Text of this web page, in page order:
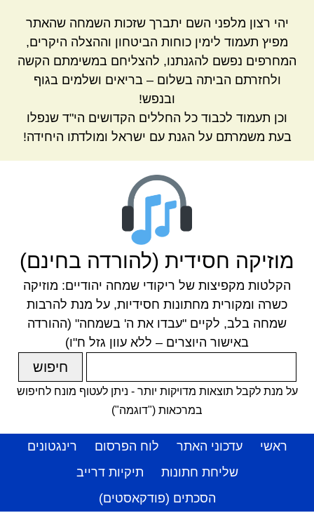
יהי רצון מלפני השם יתברך שזכות השמחה שהאתר
מפיץ תעמוד לימין כוחות הביטחון וההצלה היקרים,
המחרפים נפשם להגנתנו, להצליחם במשימתם הקשה
ולחזרתם הביתה בשלום – בריאים ושלמים בגוף
ובנפש!
וכן תעמוד לכבוד כל החללים הקדושים הי"ד שנפלו
בעת משמרתם על הגנת עם ישראל ומולדתו היחידה!
מוזיקה חסידית (להורדה בחינם)
הקלטות מקפיצות של ריקודי שמחה יהודיים: מוזיקה
כשרה ומקורית מחתונות חסידיות, על מנת להרבות
שמחה בלב, לקיים "עבדו את ה' בשמחה" (ההורדה
באישור היוצרים – ללא עוון גזל ח"ו)
על מנת לקבל תוצאות מדויקות יותר - ניתן לעטוף מונח לחיפוש
במרכאות ("דוגמה")
ראשי עדכוני האתר לוח הפרסום
רינגטונים
שליחת חתונות
תיקיות דרייב
הסכתים (פודקאסטים)